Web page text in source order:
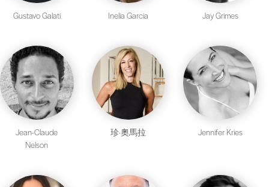
Gustavo Galati Inelia Garcia Jay Grimes
Jean-Claude
Nelson
珍·奧馬拉 Jennifer Kries